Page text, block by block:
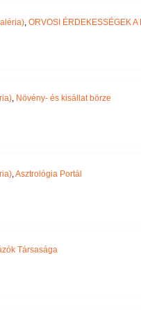
, ORVOSI ÉRDEKESSÉGEK A
, Növény- és kisállat börze
,Asztrológia Portál
Társasága